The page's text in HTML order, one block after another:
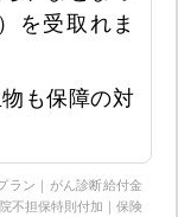
を受取れま
も保障の対
ラン｜がん診断給付金
不担保特則付加｜保険